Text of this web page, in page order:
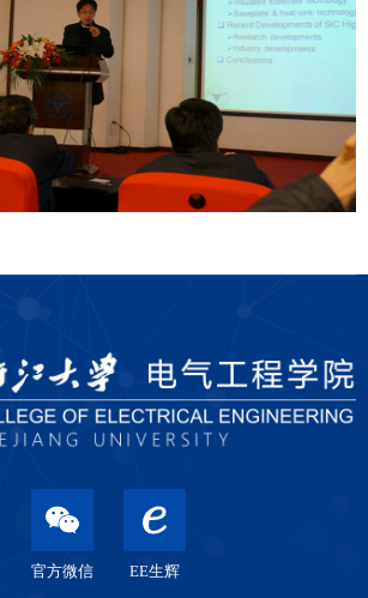
官方微信 EE生辉